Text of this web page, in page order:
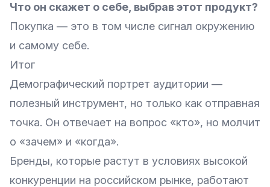
Что он скажет о себе, выбрав этот продукт?
Покупка — это в том числе сигнал окружению
и самому себе.
Итог
Демографический портрет аудитории —
полезный инструмент, но только как отправная
точка. Он отвечает на вопрос «кто», но молчит
о «зачем» и «когда».
Бренды, которые растут в условиях высокой
конкуренции на российском рынке, работают